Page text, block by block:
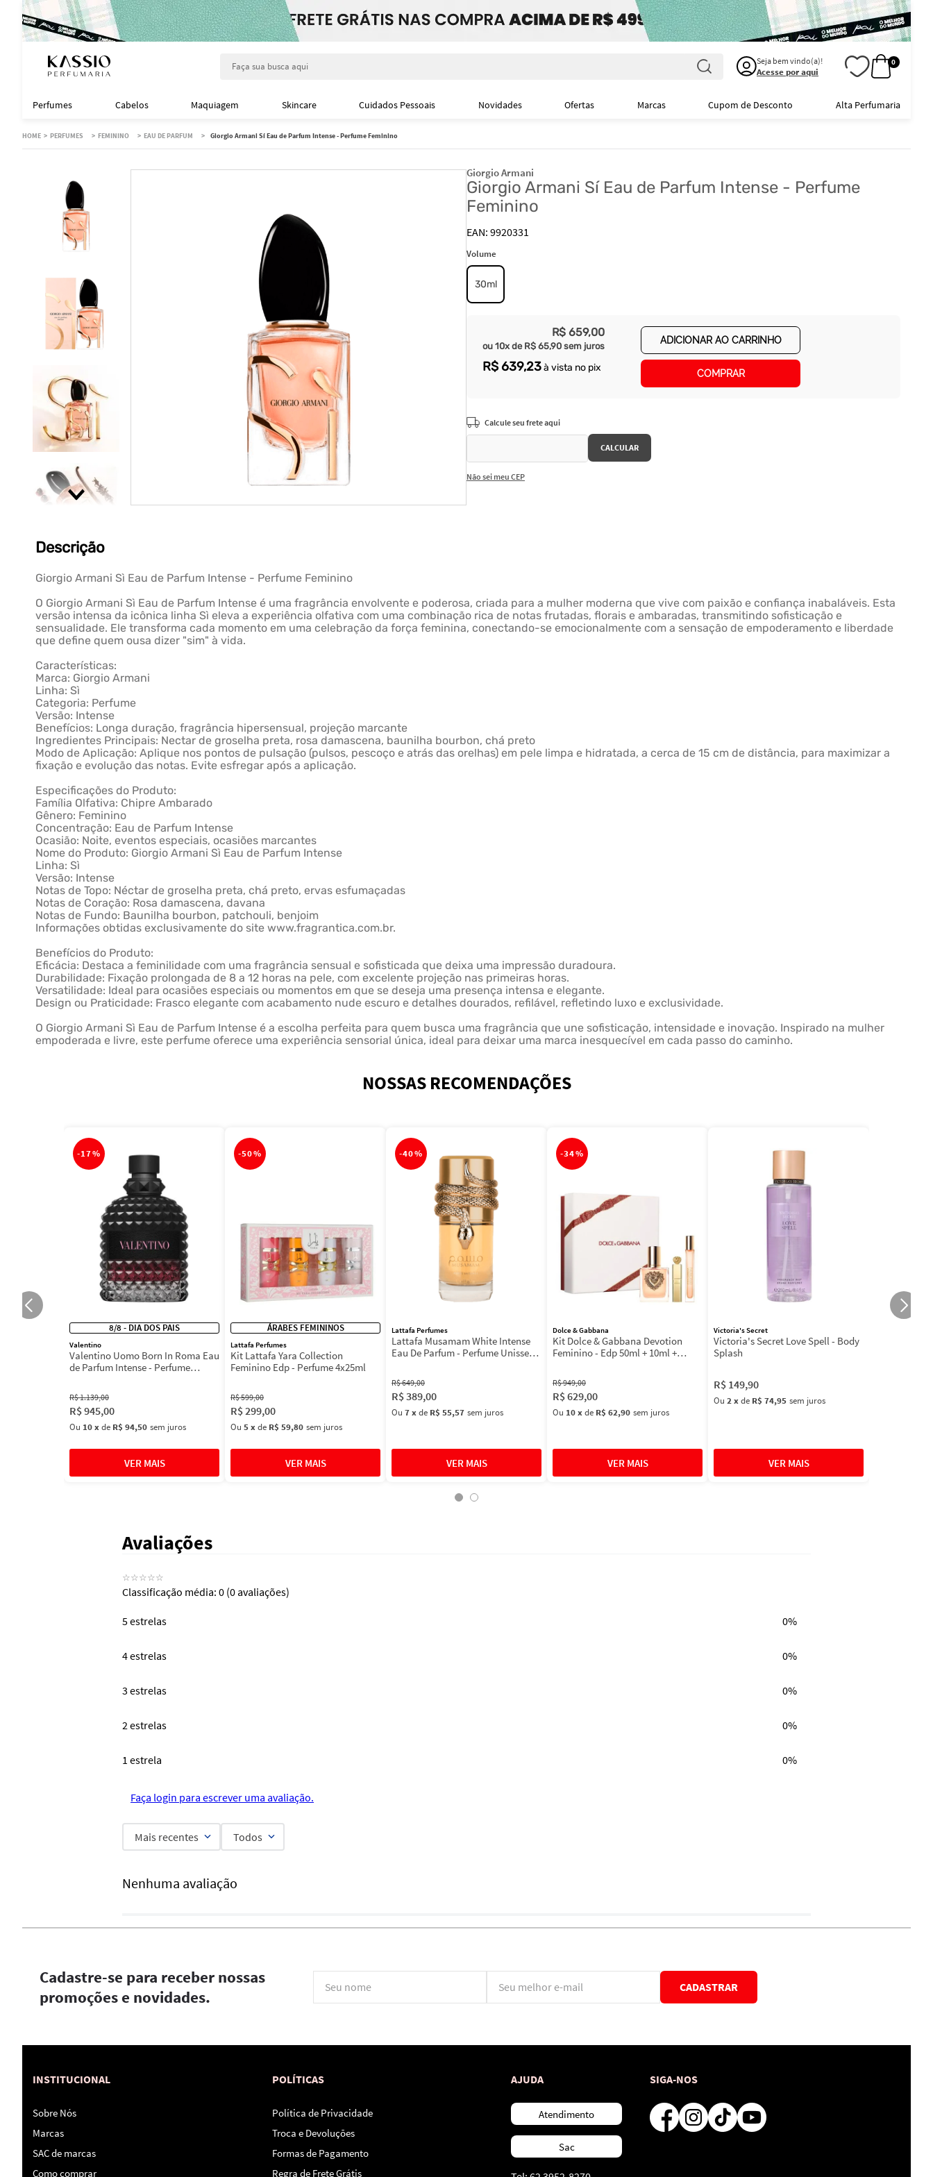
Seja bem vindo(a)!
Acesse por aqui
0
Perfumes Cabelos Maquiagem Skincare Cuidados Pessoais Novidades Ofertas Marcas Cupom de Desconto Alta Perfumaria
PERFUMES FEMININO EAU DE PARFUM Giorgio Armani Sí Eau de Parfum Intense - Perfume Feminino
Giorgio Armani
Giorgio Armani Sí Eau de Parfum Intense - Perfume
Feminino
9920331
Volume
30ml
R$ 659,00
ou 10x de R$ 65,90 sem juros
R$639,23à vista no pix
ADICIONAR AO CARRINHO
COMPRAR
Não sei meu CEP
Descrição
Giorgio Armani Sì Eau de Parfum Intense - Perfume Feminino
O Giorgio Armani Sì Eau de Parfum Intense é uma fragrância envolvente e poderosa, criada para a mulher moderna que vive com paixão e confiança inabaláveis. Esta
versão intensa da icônica linha Sì eleva a experiência olfativa com uma combinação rica de notas frutadas, florais e ambaradas, transmitindo sofisticação e
sensualidade. Ele transforma cada momento em uma celebração da força feminina, conectando-se emocionalmente com a sensação de empoderamento e liberdade
que define quem ousa dizer "sim" à vida.
Características:
Marca: Giorgio Armani
Linha: Sì
Categoria: Perfume
Versão: Intense
Benefícios: Longa duração, fragrância hipersensual, projeção marcante
Ingredientes Principais: Nectar de groselha preta, rosa damascena, baunilha bourbon, chá preto
Modo de Aplicação: Aplique nos pontos de pulsação (pulsos, pescoço e atrás das orelhas) em pele limpa e hidratada, a cerca de 15 cm de distância, para maximizar a
fixação e evolução das notas. Evite esfregar após a aplicação.
Especificações do Produto:
Família Olfativa: Chipre Ambarado
Gênero: Feminino
Concentração: Eau de Parfum Intense
Ocasião: Noite, eventos especiais, ocasiões marcantes
Nome do Produto: Giorgio Armani Sì Eau de Parfum Intense
Linha: Sì
Versão: Intense
Notas de Topo: Néctar de groselha preta, chá preto, ervas esfumaçadas
Notas de Coração: Rosa damascena, davana
Notas de Fundo: Baunilha bourbon, patchouli, benjoim
Informações obtidas exclusivamente do site www.fragrantica.com.br.
Benefícios do Produto:
Eficácia: Destaca a feminilidade com uma fragrância sensual e sofisticada que deixa uma impressão duradoura.
Durabilidade: Fixação prolongada de 8 a 12 horas na pele, com excelente projeção nas primeiras horas.
Versatilidade: Ideal para ocasiões especiais ou momentos em que se deseja uma presença intensa e elegante.
Design ou Praticidade: Frasco elegante com acabamento nude escuro e detalhes dourados, refilável, refletindo luxo e exclusividade.
O Giorgio Armani Sì Eau de Parfum Intense é a escolha perfeita para quem busca uma fragrância que une sofisticação, intensidade e inovação. Inspirado na mulher
empoderada e livre, este perfume oferece uma experiência sensorial única, ideal para deixar uma marca inesquecível em cada passo do caminho.
NOSSAS RECOMENDAÇÕES
-17%
8/8 - DIA DOS PAIS
Valentino
Valentino Uomo Born In Roma Eau
de Parfum Intense - Perfume
R$1.139,00
R$945,00
Ou 10xde R$ 94,50 sem juros
-50%
ÁRABES FEMININOS
Lattafa Perfumes
Kit Lattafa Yara Collection
Feminino Edp - Perfume 4x25ml
R$599,00
R$299,00
Ou 5xde R$ 59,80 sem juros
-40%
Lattafa Perfumes
Lattafa Musamam White Intense
Eau De Parfum - Perfume Unissex
R$649,00
R$389,00
Ou 7xde R$ 55,57 sem juros
-34%
Dolce & Gabbana
Kit Dolce & Gabbana Devotion
Feminino - Edp 50ml + 10ml +
R$949,00
R$629,00
Ou 10xde R$ 62,90 sem juros
Victoria's Secret
Victoria's Secret Love Spell - Body
Splash
R$ 149,90
Ou 2xde R$ 74,95 sem juros
Avaliações
☆☆☆☆☆
Classificação média: 0 (0 avaliações)
5 estrelas 0%
4 estrelas 0%
3 estrelas 0%
2 estrelas 0%
1 estrela 0%
Faça login para escrever uma avaliação.
Mais recentes Todos
Nenhuma avaliação
Cadastre-se para receber nossas
promoções e novidades.
CADASTRAR
INSTITUCIONAL
Sobre Nós
Marcas
SAC de marcas
Como comprar
POLÍTICAS
Política de Privacidade
Troca e Devoluções
Formas de Pagamento
Regra de Frete Grátis
AJUDA
Atendimento
Sac
SIGA-NOS